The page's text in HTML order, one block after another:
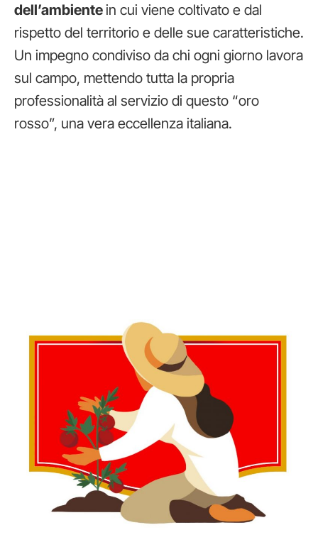
dell’ambientein cui viene coltivato e dal
rispetto del territorio e delle sue caratteristiche.
Un impegno condiviso da chi ogni giorno lavora
sul campo, mettendo tutta la propria
professionalità al servizio di questo “oro
rosso”, una vera eccellenza italiana.